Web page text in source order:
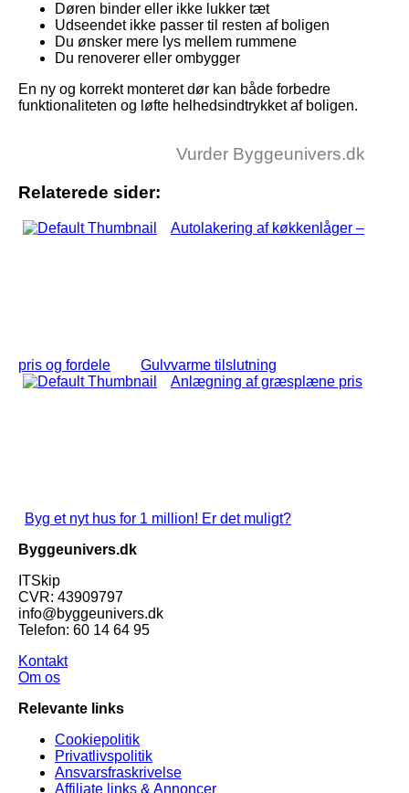
Døren binder eller ikke lukker tæt
Udseendet ikke passer til resten af boligen
Du ønsker mere lys mellem rummene
Du renoverer eller ombygger
En ny og korrekt monteret dør kan både forbedre
funktionaliteten og løfte helhedsindtrykket af boligen.
Vurder Byggeunivers.dk
Relaterede sider:
Autolakering af køkkenlåger –
pris og fordele
Gulvvarme tilslutning
Anlægning af græsplæne pris
Byg et nyt hus for 1 million! Er det muligt?
Byggeunivers.dk
ITSkip
CVR: 43909797
info@byggeunivers.dk
Telefon: 60 14 64 95
Kontakt
Om os
Relevante links
Cookiepolitik
Privatlivspolitik
Ansvarsfraskrivelse
Affiliate links & Annoncer